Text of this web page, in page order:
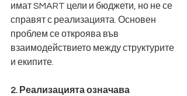
имат SMART цели и бюджети, но не се
справят с реализацията. Основен
проблем се откроява във
взаимодействието между структурите
и екипите.
2. Реализацията означава